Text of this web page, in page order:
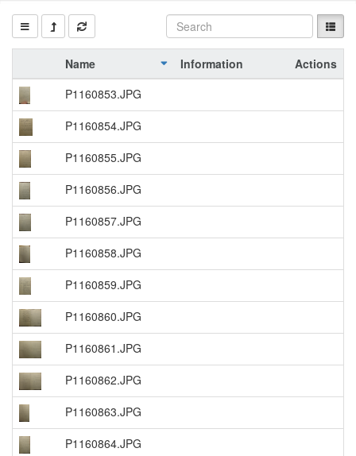
Name Information
Actions
P1160853.JPG
P1160854.JPG
P1160855.JPG
P1160856.JPG
P1160857.JPG
P1160858.JPG
P1160859.JPG
P1160860.JPG
P1160861.JPG
P1160862.JPG
P1160863.JPG
P1160864.JPG